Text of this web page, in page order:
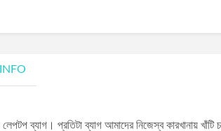
ব্যাগ। প্রতিটা ব্যাগ আমাদের নিজেস্ব কারখানায়